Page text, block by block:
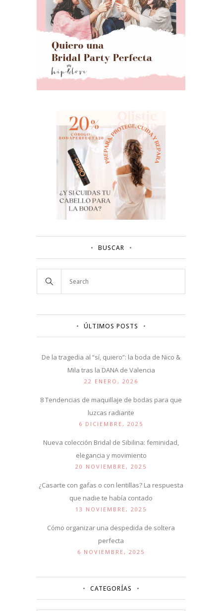
BUSCAR
ÚLTIMOS POSTS
De la tragedia al “sí, quiero”: la boda de Nico &
Mila tras la DANA de Valencia
22 ENERO, 2026
8 Tendencias de maquillaje de bodas para que
luzcas radiante
6 DICIEMBRE, 2025
Nueva colección Bridal de Sibilina: feminidad,
elegancia y movimiento
20 NOVIEMBRE, 2025
¿Casarte con gafas o con lentillas? La respuesta
que nadie te había contado
13 NOVIEMBRE, 2025
Cómo organizar una despedida de soltera
perfecta
6 NOVIEMBRE, 2025
CATEGORÍAS